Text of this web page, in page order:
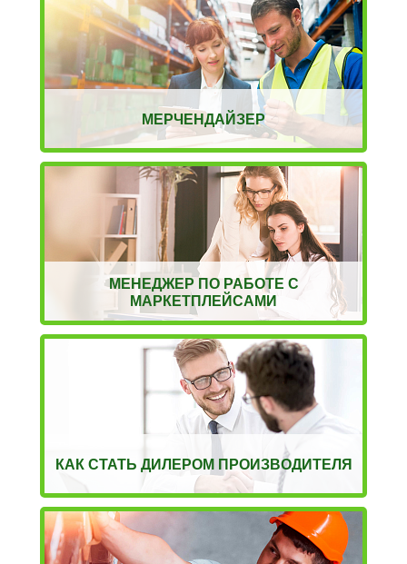
МЕРЧЕНДАЙЗЕР
МЕНЕДЖЕР ПО РАБОТЕ С
МАРКЕТПЛЕЙСАМИ
КАК СТАТЬ ДИЛЕРОМ ПРОИЗВОДИТЕЛЯ